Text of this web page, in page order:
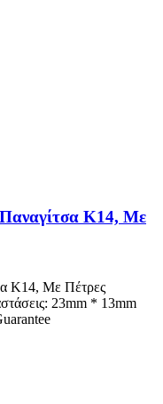
K14, Με
K14, Με Πέτρες
23mm * 13mm